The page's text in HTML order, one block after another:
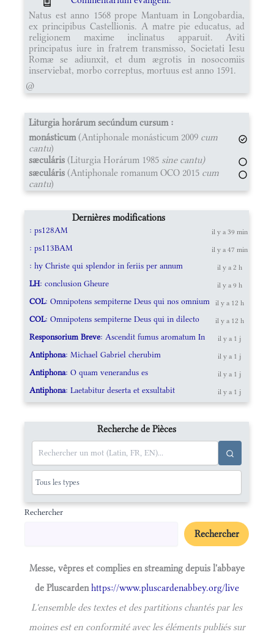
Natus est anno 1568 prope Mantuam in Longobardia,
ex principibus Castellionis. A matre pie educatus, ad
religionem maxime inclinatus apparuit. Aviti
principatus iure in fratrem transmisso, Societati Iesu
Romæ se adiunxit, et dum ægrotis in nosocomiis
inserviebat, morbo correptus, mortuus est anno 1591.
@
Liturgia horárum secúndum cursum :
monásticum(Antiphonale monásticum 2009 cum
cantu)
sæculáris (Liturgia Horárum 1985 sine cantu)
sæculáris (Antiphonale romanum OCO 2015 cum
cantu)
Dernières modifications
: ps128AM il y a 39 min
: ps113BAM il y a 47 min
: hy Christe qui splendor in feriis per annum il y a 2 h
LH: conclusion Gheure il y a 9 h
COL: Omnipotens sempiterne Deus qui nos omnium il y a 12 h
COL: Omnipotens sempiterne Deus qui in dilecto il y a 12 h
Responsorium Breve: Ascendit fumus aromatum In il y a 1 j
Antiphona: Michael Gabriel cherubim il y a 1 j
Antiphona: O quam venerandus es il y a 1 j
Antiphona: Laetabitur deserta et exsultabit il y a 1 j
Recherche de Pièces
Rechercher
Rechercher
Messe, vêpres et complies en streaming depuis l'abbaye
de Pluscardenhttps://www.pluscardenabbey.org/live
L'ensemble des textes et des partitions chantés par les
moines est en conformité avec les éléments publiés sur